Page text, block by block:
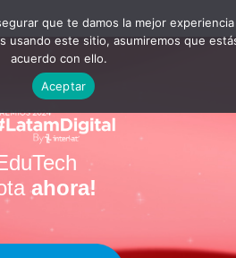
ahora!
que te damos la mejor
usando este sitio, asumiremos que
acuerdo con ello.
Aceptar